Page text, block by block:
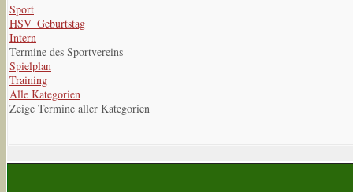
Sport
HSV_Geburtstag
Intern
Termine des Sportvereins
Spielplan
Training
Alle Kategorien
Zeige Termine aller Kategorien